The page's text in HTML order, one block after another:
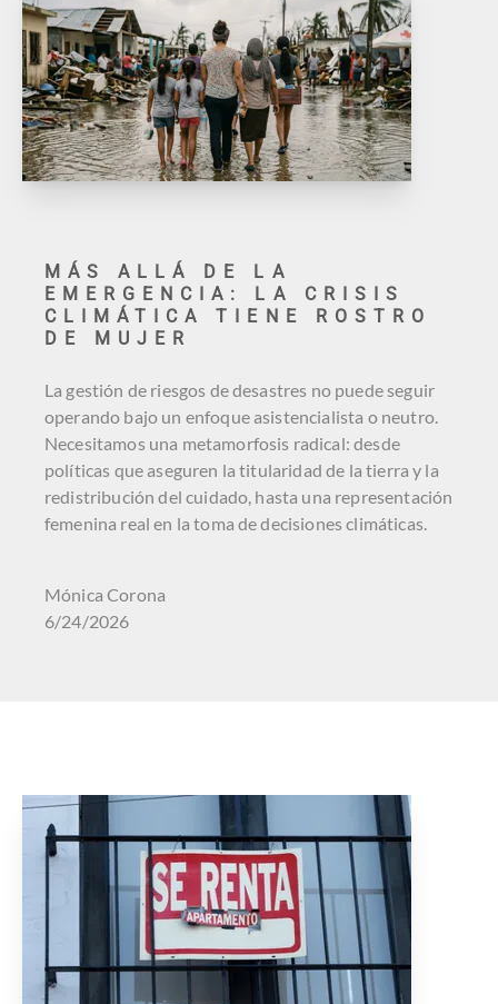
MÁS ALLÁ DE LA
EMERGENCIA: LA CRISIS
CLIMÁTICA TIENE ROSTRO
DE MUJER
La gestión de riesgos de desastres no puede seguir
operando bajo un enfoque asistencialista o neutro.
Necesitamos una metamorfosis radical: desde
políticas que aseguren la titularidad de la tierra y la
redistribución del cuidado, hasta una representación
femenina real en la toma de decisiones climáticas.
Mónica Corona
6/24/2026